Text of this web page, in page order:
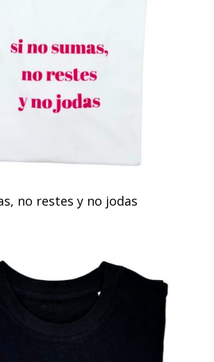
no restes y no jodas